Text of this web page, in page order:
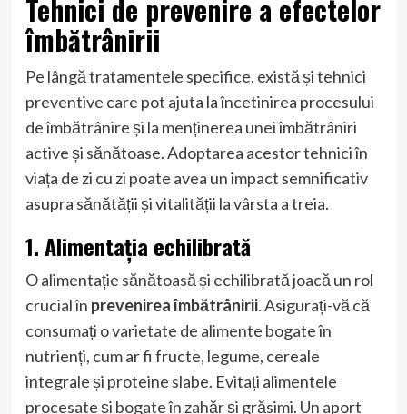
Tehnici de prevenire a efectelor
îmbătrânirii
Pe lângă tratamentele specifice, există și tehnici
preventive care pot ajuta la încetinirea procesului
de îmbătrânire și la menținerea unei îmbătrâniri
active și sănătoase. Adoptarea acestor tehnici în
viața de zi cu zi poate avea un impact semnificativ
asupra sănătății și vitalității la vârsta a treia.
1. Alimentația echilibrată
O alimentație sănătoasă și echilibrată joacă un rol
crucial în prevenirea îmbătrânirii. Asigurați-vă că
consumați o varietate de alimente bogate în
nutrienți, cum ar fi fructe, legume, cereale
integrale și proteine slabe. Evitați alimentele
procesate și bogate în zahăr și grăsimi. Un aport